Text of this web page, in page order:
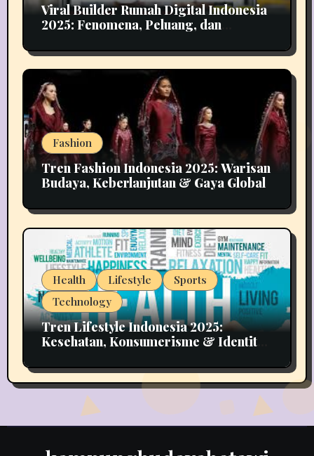
Viral Builder Rumah Digital Indonesia
2025: Fenomena, Peluang, dan
Fashion
Tren Fashion Indonesia 2025: Warisan
Budaya, Keberlanjutan & Gaya Global
Health Lifestyle
Sports
Technology
Tren Lifestyle Indonesia 2025:
Kesehatan, Konsumerisme & Identitas